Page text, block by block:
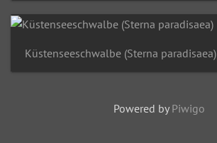
Küstenseeschwalbe (Sterna paradisaea)
Powered by Piwigo